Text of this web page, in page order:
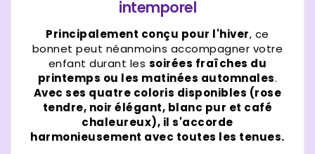
intemporel
Principalement conçu pour l'hiver, ce
bonnet peut néanmoins accompagner votre
enfant durant les soirées fraîches du
printemps ou les matinées automnales.
Avec ses quatre coloris disponibles (rose
tendre, noir élégant, blanc pur et café
chaleureux), il s'accorde
harmonieusement avec toutes les tenues.